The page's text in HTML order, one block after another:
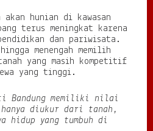
hunian di kawasan
terus meningkat karena
pendidikan dan pariwisata.
menengah memilih
yang masih kompetitif
yang tinggi.
Bandung memiliki nilai
diukur dari tanah,
hidup yang tumbuh di